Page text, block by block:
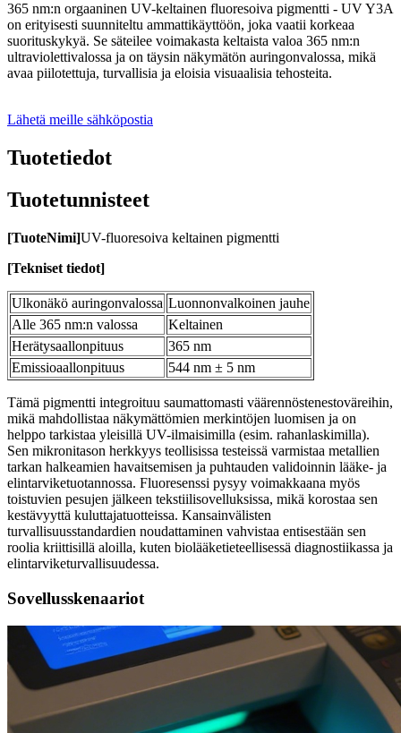
365 nm:n orgaaninen UV-keltainen fluoresoiva pigmentti - UV Y3A
on erityisesti suunniteltu ammattikäyttöön, joka vaatii korkeaa
suorituskykyä. Se säteilee voimakasta keltaista valoa 365 nm:n
ultraviolettivalossa ja on täysin näkymätön auringonvalossa, mikä
avaa piilotettuja, turvallisia ja eloisia visuaalisia tehosteita.
Lähetä meille sähköpostia
Tuotetiedot
Tuotetunnisteet
[TuoteNimi]UV-fluoresoiva keltainen pigmentti
[Tekniset tiedot]
Ulkonäkö auringonvalossa Luonnonvalkoinen jauhe
Alle 365 nm:n valossa
Keltainen
Herätysaallonpituus
365 nm
Emissioaallonpituus
544 nm ± 5 nm
Tämä pigmentti integroituu saumattomasti väärennöstenestoväreihin,
mikä mahdollistaa näkymättömien merkintöjen luomisen ja on
helppo tarkistaa yleisillä UV-ilmaisimilla (esim. rahanlaskimilla).
Sen mikronitason herkkyys teollisissa testeissä varmistaa metallien
tarkan halkeamien havaitsemisen ja puhtauden validoinnin lääke- ja
elintarviketuotannossa. Fluoresenssi pysyy voimakkaana myös
toistuvien pesujen jälkeen tekstiilisovelluksissa, mikä korostaa sen
kestävyyttä kuluttajatuotteissa. Kansainvälisten
turvallisuusstandardien noudattaminen vahvistaa entisestään sen
roolia kriittisillä aloilla, kuten biolääketieteellisessä diagnostiikassa ja
elintarviketurvallisuudessa.
Sovellusskenaariot